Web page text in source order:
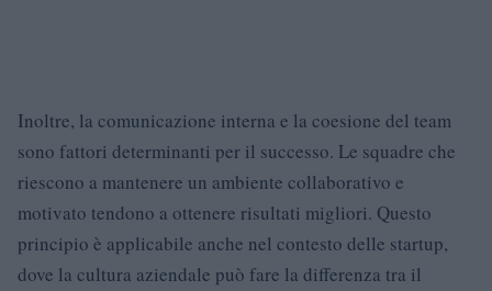
Inoltre, la comunicazione interna e la coesione del team
sono fattori determinanti per il successo. Le squadre che
riescono a mantenere un ambiente collaborativo e
motivato tendono a ottenere risultati migliori. Questo
principio è applicabile anche nel contesto delle startup,
dove la cultura aziendale può fare la differenza tra il